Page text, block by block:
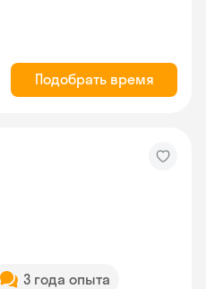
Подобрать время
3 года опыта